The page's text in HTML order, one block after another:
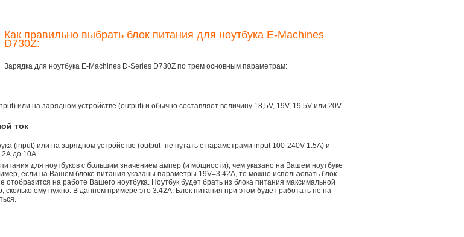
Как правильно выбрать блок питания для ноутбука E-Machines
D730Z:
Зарядка для ноутбука E-Machines D-Series D730Z по трем основным параметрам:
или на зарядном устройстве (output) и обычно составляет величину 18,5V, 19V, 19.5V или 20V
ток
(input) или на зарядном устройстве (output- не путать с параметрами input 100-240V 1.5A) и
2А до 10A.
для ноутбуков с большим значением ампер (и мощности), чем указано на Вашем ноутбуке
если на Вашем блоке питания указаны параметры 19V=3.42A, то можно использовать блок
отобразится на работе Вашего ноутбука. Ноутбук будет брать из блока питания максимальной
сколько ему нужно. В данном примере это 3.42А. Блок питания при этом будет работать не на